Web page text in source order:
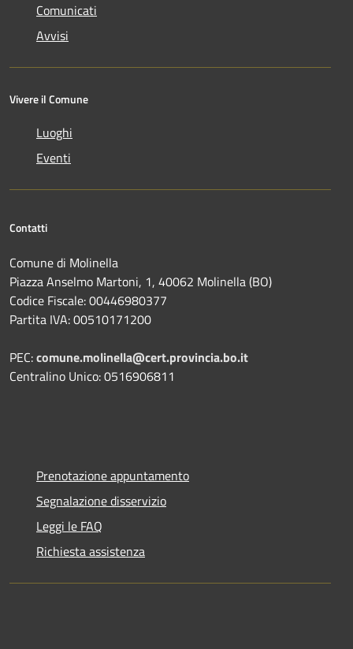
Comunicati
Avvisi
Vivere il Comune
Luoghi
Eventi
Contatti
Comune di Molinella
Piazza Anselmo Martoni, 1, 40062 Molinella (BO)
Codice Fiscale: 00446980377
Partita IVA: 00510171200
PEC:comune.molinella@cert.provincia.bo.it
Centralino Unico: 0516906811
Prenotazione appuntamento
Segnalazione disservizio
Leggi le FAQ
Richiesta assistenza